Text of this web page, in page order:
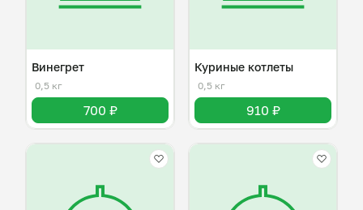
Винегрет
0,5 кг
700 ₽
Куриные котлеты
0,5 кг
910 ₽